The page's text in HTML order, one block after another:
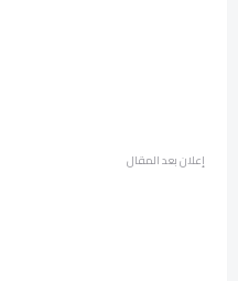
إعلان بعد المقال